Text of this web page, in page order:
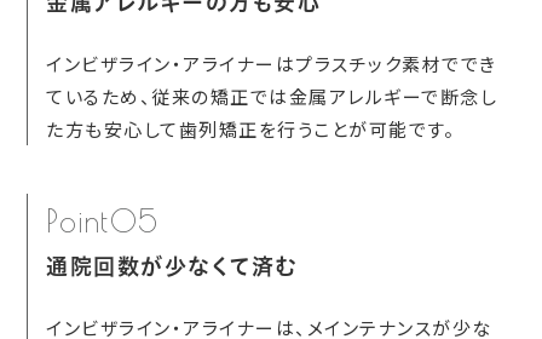
インビザライン・アライナーはプラスチック素材ででき
ているため、従来の矯正では金属アレルギーで断念し
た方も安心して歯列矯正を行うことが可能です。
Point05
通院回数が少なくて済む
インビザライン・アライナーは、メインテナンスが少な